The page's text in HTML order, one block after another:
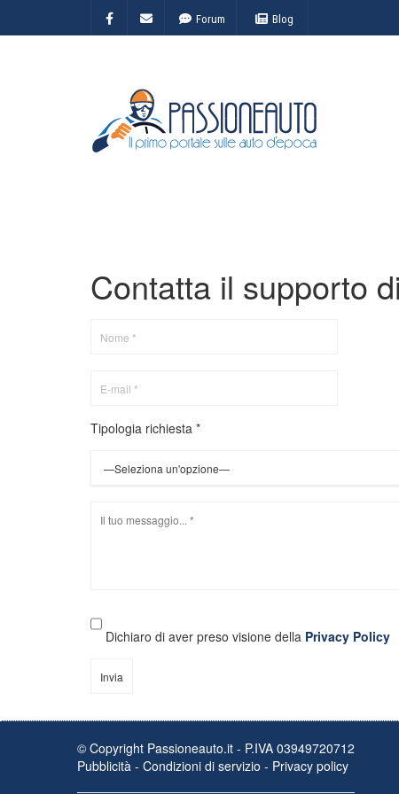
Forum Blog
Contatta il supporto
Tipologia richiesta *
Dichiaro di aver preso visione della Privacy Policy
© Copyright Passioneauto.it - P.IVA 03949720712
Pubblicità - Condizioni di servizio - Privacy policy